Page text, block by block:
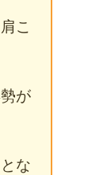
こ
が
な